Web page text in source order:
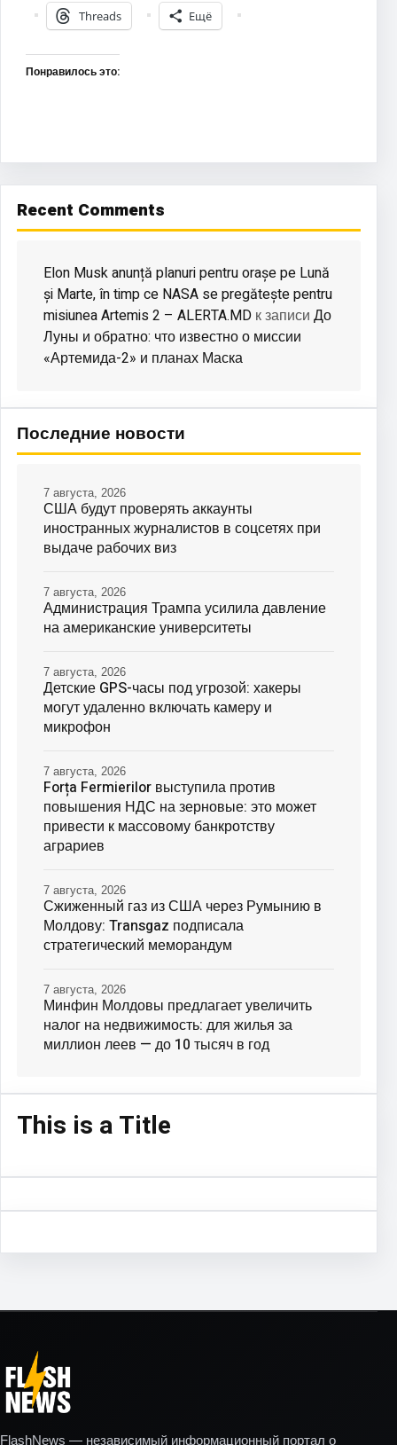
Threads Ещё
Понравилось это:
Recent Comments
Elon Musk anunță planuri pentru orașe pe Lună
și Marte, în timp ce NASA se pregătește pentru
misiunea Artemis 2 – ALERTA.MD к записи До
Луны и обратно: что известно о миссии
«Артемида-2» и планах Маска
Последние новости
США будут проверять аккаунты
иностранных журналистов в соцсетях при
выдаче рабочих виз
7 августа, 2026
Администрация Трампа усилила давление
на американские университеты
7 августа, 2026
Детские GPS-часы под угрозой: хакеры
могут удаленно включать камеру и
микрофон
7 августа, 2026
Forța Fermierilor выступила против
повышения НДС на зерновые: это может
привести к массовому банкротству
аграриев
7 августа, 2026
Сжиженный газ из США через Румынию в
Молдову: Transgaz подписала
стратегический меморандум
7 августа, 2026
Минфин Молдовы предлагает увеличить
налог на недвижимость: для жилья за
миллион леев — до 10 тысяч в год
7 августа, 2026
This is a Title
FlashNews — независимый информационный портал о